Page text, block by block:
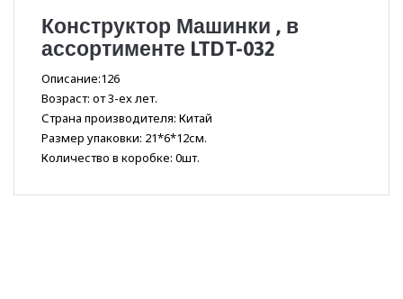
Конструктор Машинки , в
ассортименте LTDT-032
Описание:126
Возраст: от 3-ех лет.
Страна производителя: Китай
Размер упаковки: 21*6*12см.
Количество в коробке: 0шт.